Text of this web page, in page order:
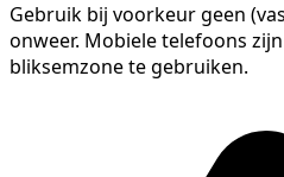
Gebruik bij voorkeur geen
onweer. Mobiele telefoons
bliksemzone te gebruiken.